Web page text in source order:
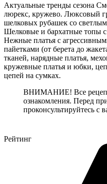
Актуальные тренды сезона
люрекс, кружево. Люксовый
шелковых рубашек со
Шелковые и бархатные топы
Нежные платья с
пайетками (от берета до
тканей, нарядные платья,
кружевные платья и юбки,
цепей на сумках.
ВНИМАНИЕ! Все
ознакомления. Перед
проконсультируйтесь
Рейтинг